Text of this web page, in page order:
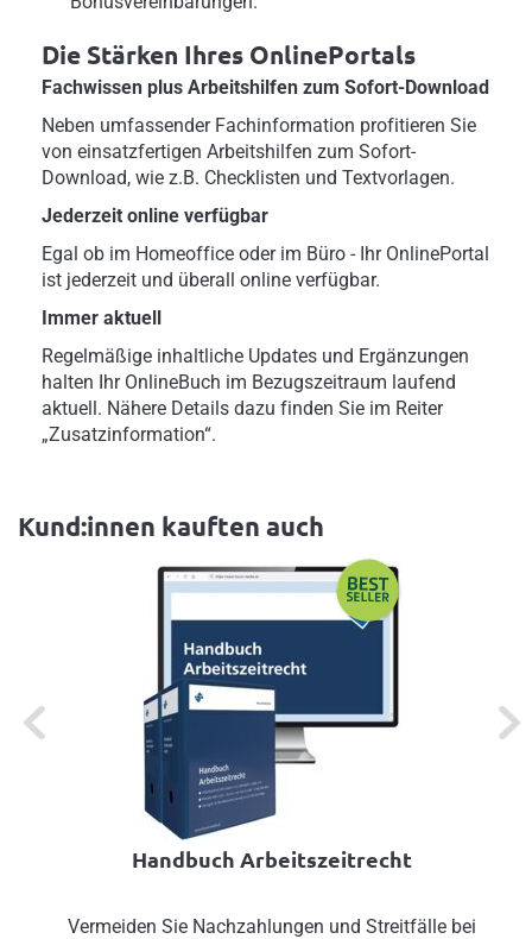
Die Stärken Ihres OnlinePortals
Fachwissen plus Arbeitshilfen zum Sofort-Download
Neben umfassender Fachinformation profitieren Sie
von einsatzfertigen Arbeitshilfen zum Sofort-
Download, wie z.B. Checklisten und Textvorlagen.
Jederzeit online verfügbar
Egal ob im Homeoffice oder im Büro - Ihr OnlinePortal
ist jederzeit und überall online verfügbar.
Immer aktuell
Regelmäßige inhaltliche Updates und Ergänzungen
halten Ihr OnlineBuch im Bezugszeitraum laufend
aktuell. Nähere Details dazu finden Sie im Reiter
„Zusatzinformation“.
Kund:innen kauften auch
Previous Next
Handbuch Arbeitszeitrecht
Vermeiden Sie Nachzahlungen und Streitfälle bei